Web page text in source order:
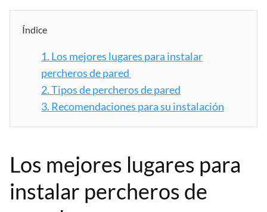
Índice
1. Los mejores lugares para instalar
percheros de pared
2.Tipos de percheros de pared
3. Recomendaciones para su instalación
Los mejores lugares para
instalar percheros de